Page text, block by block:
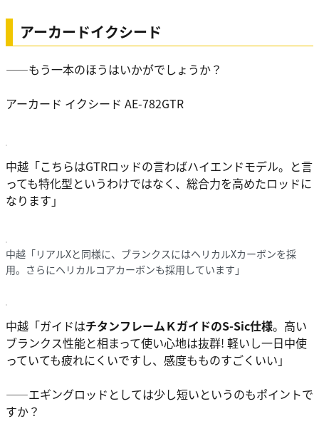
アーカードイクシード
――もう一本のほうはいかがでしょうか？
アーカード イクシード AE-782GTR
中越 「こちらはGTRロッドの言わばハイエンドモデル。と言
っても特化型というわけではなく、総合力を高めたロッドに
なります」
中越「リアルXと同様に、ブランクスにはヘリカルXカーボンを採
用。さらにヘリカルコアカーボンも採用しています」
中越 「ガイドはチタンフレームＫガイドのS-Sic仕様。高い
ブランクス性能と相まって使い心地は抜群! 軽いし一日中使
っていても疲れにくいですし、感度もものすごくいい」
――エギングロッドとしては少し短いというのもポイントで
すか？